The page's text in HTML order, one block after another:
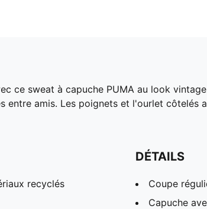
ce sweat à capuche PUMA au look
entre amis. Les poignets et l'ourlet
recyclés
DÉTAILS
Coupe
Capuche